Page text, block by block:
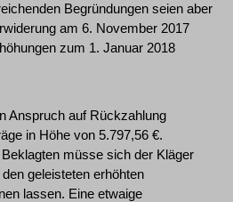
Begründungen seien aber
am 6. November 2017
zum 1. Januar 2018
Anspruch auf Rückzahlung
in Höhe von 5.797,56 €.
müsse sich der Kläger
geleisteten erhöhten
lassen. Eine etwaige